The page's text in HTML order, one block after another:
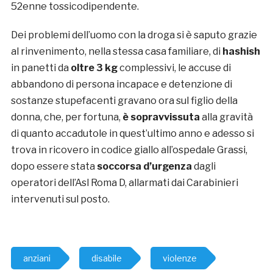
52enne tossicodipendente.
Dei problemi dell’uomo con la droga si è saputo grazie
al rinvenimento, nella stessa casa familiare, di hashish
in panetti da oltre 3 kgcomplessivi, le accuse di
abbandono di persona incapace e detenzione di
sostanze stupefacenti gravano ora sul figlio della
donna, che, per fortuna, è sopravvissuta alla gravità
di quanto accadutole in quest’ultimo anno e adesso si
trova in ricovero in codice giallo all’ospedale Grassi,
dopo essere stata soccorsa d’urgenza dagli
operatori dell’Asl Roma D, allarmati dai Carabinieri
intervenuti sul posto.
anziani disabile violenze